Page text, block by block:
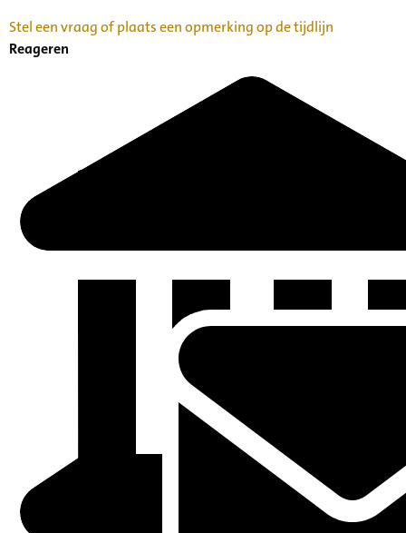
Stel een vraag of plaats een opmerking op de tijdlijn
Reageren